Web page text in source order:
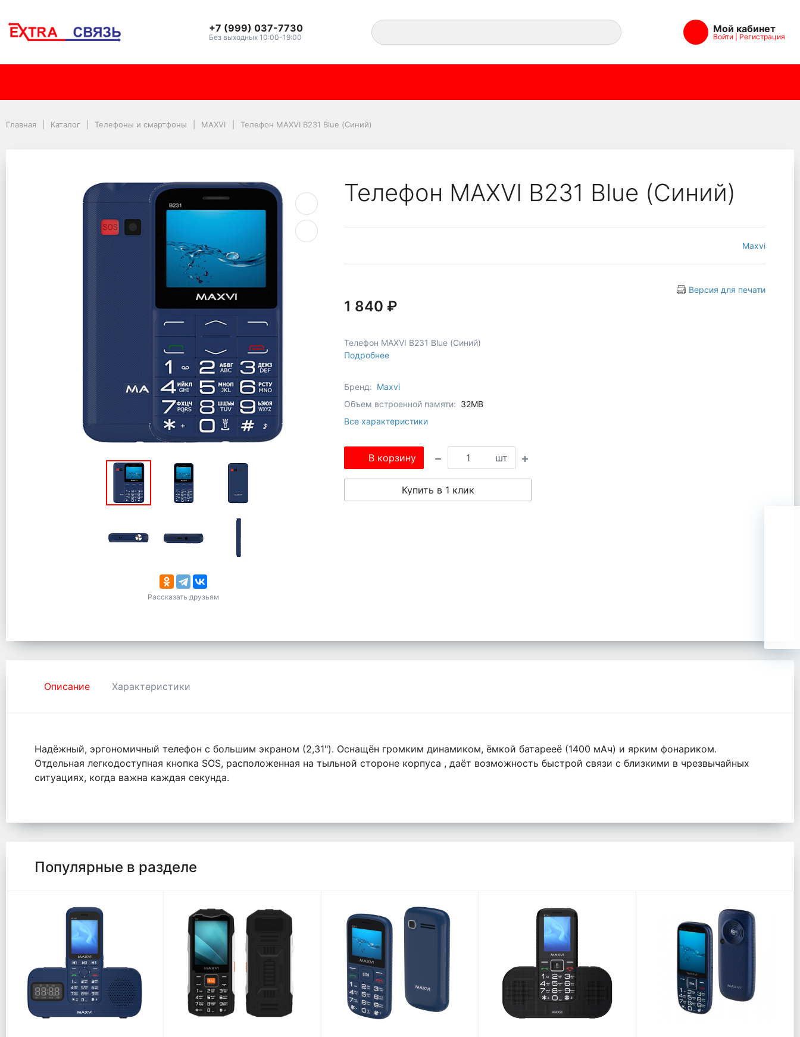
+7 (999) 037-7730
Без выходных 10:00-19:00
Мой кабинет
Войти Регистрация
Телефон MAXVI B231 Blue (Синий)
Главная Каталог Телефоны и смартфоны MAXVI Телефон MAXVI B231 Blue (Синий)
Рассказать друзьям
Телефон MAXVI B231 Blue (Синий)
Maxvi
Версия для печати
1 840 ₽
Телефон MAXVI B231 Blue (Синий)
Подробнее
Бренд: Maxvi
Объем встроенной памяти: 32MB
Все характеристики
В корзину шт
Купить в 1 клик
Описание Характеристики
Надёжный, эргономичный телефон с большим экраном (2,31"). Оснащён громким динамиком, ёмкой батарееё (1400 мАч) и ярким фонариком.
Отдельная легкодоступная кнопка SOS, расположенная на тыльной стороне корпуса , даёт возможность быстрой связи с близкими в чрезвычайных
ситуациях, когда важна каждая секунда.
Популярные в разделе